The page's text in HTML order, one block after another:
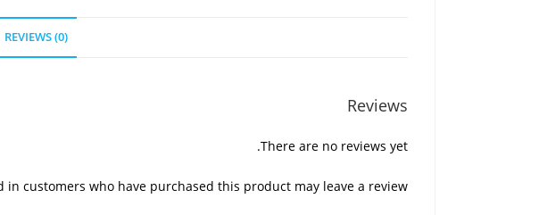
REVIEWS (0)
Reviews
There are no reviews yet.
in customers who have purchased this product may leave a review.